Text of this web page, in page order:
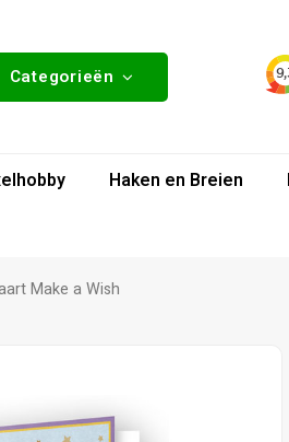
Categorieën
Haken en Breien
Make a Wish